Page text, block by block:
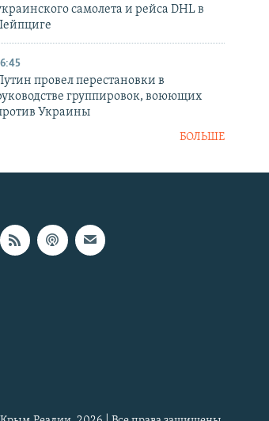
самолета и рейса DHL в
провел перестановки в
группировок, воюющих
Украины
БОЛЬШЕ